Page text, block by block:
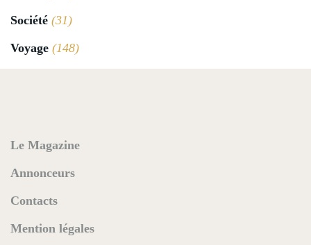
Société (31)
Voyage (148)
Le Magazine
Annonceurs
Contacts
Mention légales